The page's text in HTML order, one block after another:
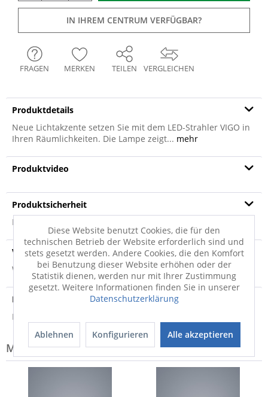
IN IHREM CENTRUM VERFÜGBAR?
VERGLEICHEN
FRAGEN MERKEN TEILEN
Produktdetails
Neue Lichtakzente setzen Sie mit dem LED-Strahler VIGO in
Ihren Räumlichkeiten. Die Lampe zeigt... mehr
Produktvideo
Produktsicherheit
Produktsicherheit
Versandinfo
Weitere Informationen zum Versand...
Entsorgungshinweis
Hinweis zur Entsorgung von Elektrogeräten
Modell-Familie: VIGO
Diese Website benutzt Cookies, die für den
technischen Betrieb der Website erforderlich sind und
stets gesetzt werden. Andere Cookies, die den Komfort
bei Benutzung dieser Website erhöhen oder der
Statistik dienen, werden nur mit Ihrer Zustimmung
gesetzt. Weitere Informationen finden Sie in unserer
Datenschutzerklärung
Ablehnen Konfigurieren Alle akzeptieren